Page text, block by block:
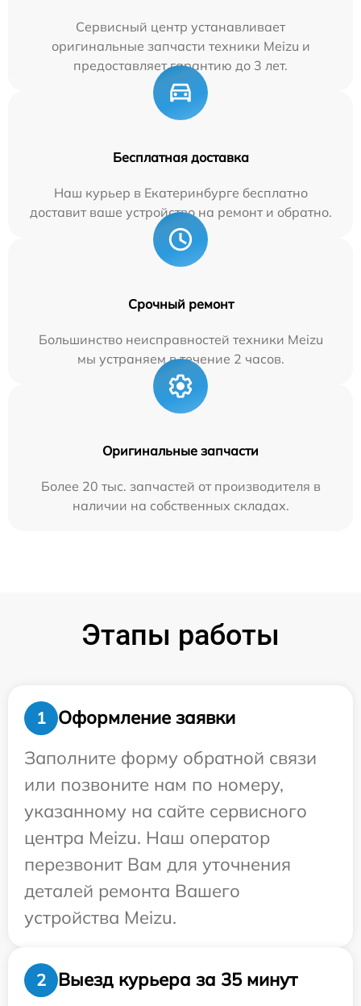
Сервисный центр устанавливает
оригинальные запчасти техники Meizu и
предоставляет гарантию до 3 лет.
Бесплатная доставка
Наш курьер в Екатеринбурге бесплатно
доставит ваше устройство на ремонт и обратно.
Срочный ремонт
Большинство неисправностей техники Meizu
мы устраняем в течение 2 часов.
Оригинальные запчасти
Более 20 тыс. запчастей от производителя в
наличии на собственных складах.
Этапы работы
1
Оформление заявки
Заполните форму обратной связи
или позвоните нам по номеру,
указанному на сайте сервисного
центра Meizu. Наш оператор
перезвонит Вам для уточнения
деталей ремонта Вашего
устройства Meizu.
2 Выезд курьера за 35 минут